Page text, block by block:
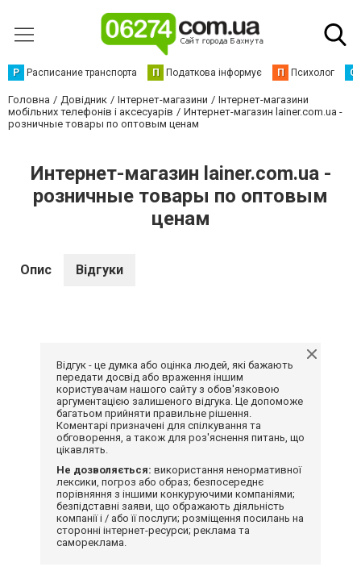
Р Расписание транспорта П Податкова інформує П Психолог С
Головна Довідник Інтернет-магазини
Інтернет-магазини
мобільних телефонів і аксесуарів
Интернет-магазин lainer.com.ua -
розничные товары по оптовым ценам
Интернет-магазин lainer.com.ua -
розничные товары по оптовым
ценам
Опис Відгуки
Відгук - це думка або оцінка людей, які бажають
передати досвід або враження іншим
користувачам нашого сайту з обов'язковою
аргументацією залишеного відгука. Це допоможе
багатьом прийняти правильне рішення.
Коментарі призначені для спілкування та
обговорення, а також для роз'яснення питань, що
цікавлять.
Не дозволяється: використання ненормативної
лексики, погроз або образ; безпосереднє
порівняння з іншими конкуруючими компаніями;
безпідставні заяви, що ображають діяльність
компанії і / або її послуги; розміщення посилань на
сторонні інтернет-ресурси; реклама та
самореклама.